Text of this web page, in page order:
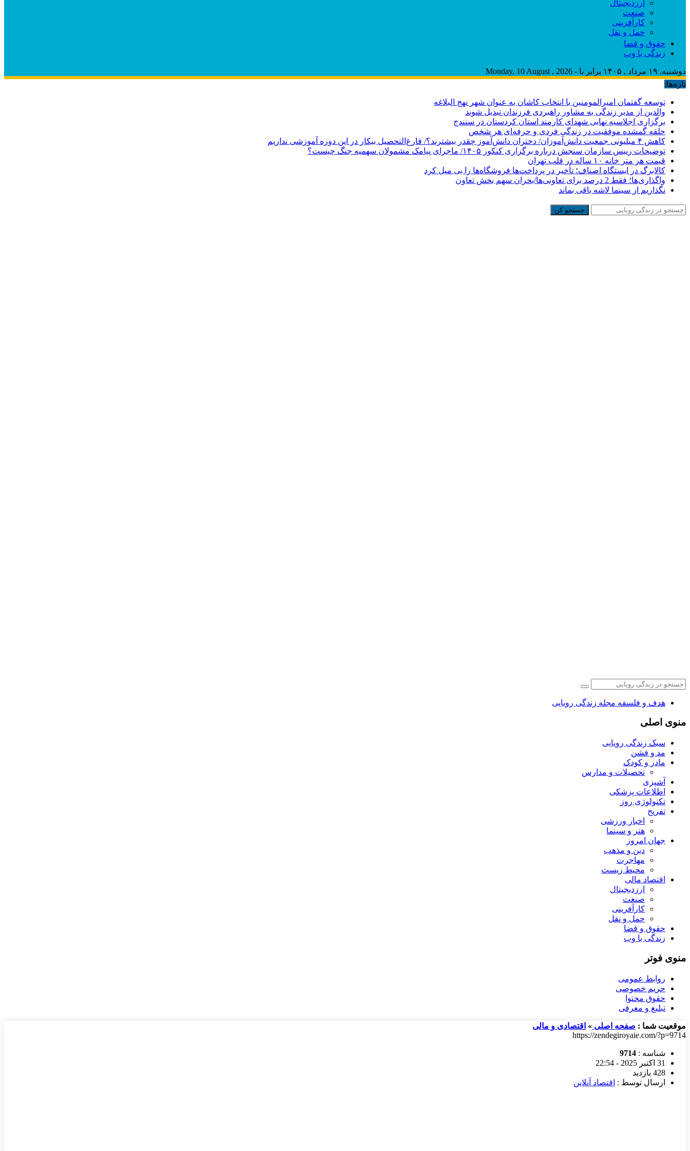
ارزدیجیتال
صنعت
کارآفرینی
حمل و نقل
حقوق و قضا
زندگی با وب
دوشنبه, ۱۹ مرداد , ۱۴۰۵ برابر با - Monday, 10 August , 2026
تازه‌ها:
توسعه گفتمان امیرالمومنین با انتخاب کاشان به عنوان شهر نهج البلاغه
والدین از مدیر زندگی به مشاور راهبردی فرزندان تبدیل شوند
برگزاری اجلاسیه نهایی شهدای کارمند استان کردستان در سنندج
حلقه گمشده موفقیت در زندگی فردی و حرفه‌ای هر شخص
کاهش ۴ میلیونی جمعیت دانش‌آموزان/ دختران دانش‌آموز چقدر بیشترند؟/ فارغ‌التحصیل بیکار در این دوره آموزشی نداریم
توضیحات رییس سازمان سنجش درباره برگزاری کنکور ۱۴۰۵/ ماجرای پیامک مشمولان سهمیه جنگ چیست؟
قیمت هر متر خانه ۱۰ ساله در قلب تهران
کالابرگ در ایستگاه اصناف؛ تأخیر در پرداخت‌ها فروشگاه‌ها را بی میل کرد
واگذاری‌ها؛ فقط 2 درصد برای تعاونی‌ها/بحران سهم بخش تعاون
نگذاریم از سینما لاشه باقی بماند
جستجو کن
هدف و فلسفه مجله زندگی رویایی
منوی اصلی
سبک زندگی رویایی
مد و فشن
مادر و کودک
تحصیلات و مدارس
آشپزی
اطلاعات پزشکی
تکنولوژی روز
تفریح
اخبار ورزشی
هنر و سینما
جهان امروز
دین و مذهب
مهاجرت
محیط زیست
اقتصاد مالی
ارزدیجیتال
صنعت
کارآفرینی
حمل و نقل
حقوق و قضا
زندگی با وب
منوی فوتر
روابط عمومی
حریم خصوصی
حقوق محتوا
تبلیغ و معرفی
موقعیت شما : صفحه اصلی » اقتصادی و مالی
https://zendegiroyaie.com/?p=9714
شناسه : 9714
31 اکتبر 2025 - 22:54
428 بازدید
ارسال توسط : اقتصاد آنلاین